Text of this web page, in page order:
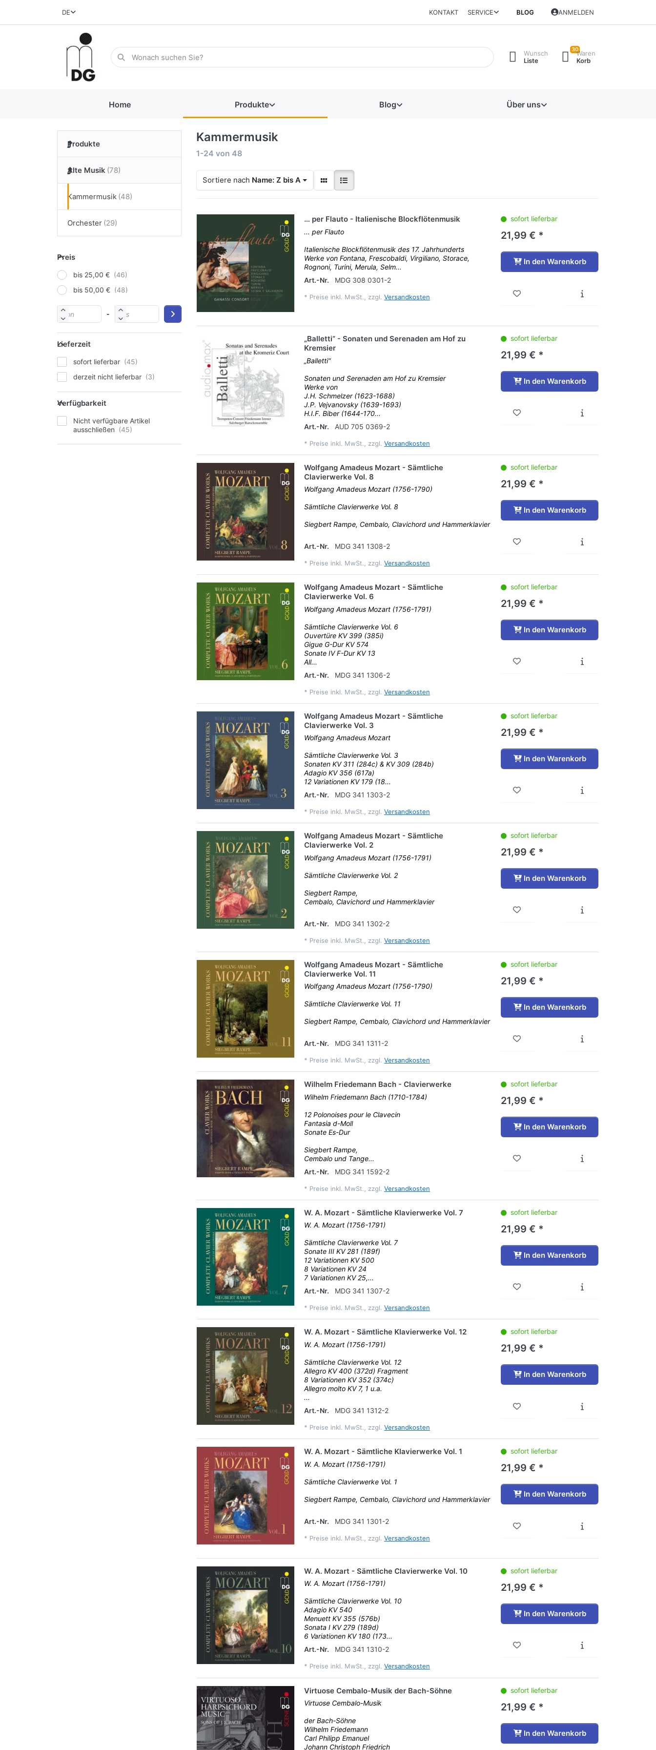
DE KONTAKT SERVICE BLOG ANMELDEN
Wunsch
Liste
30Waren
Korb
Home Produkte Blog Über uns
Produkte
Alte Musik
Kammermusik
Orchester
Preis
bis 25,00 €
bis 50,00 €
-
Lieferzeit
sofort lieferbar
derzeit nicht lieferbar
Verfügbarkeit
Nicht verfügbare Artikel
ausschließen
Kammermusik
1-24 von 48
Sortiere nach Name: Z bis A
… per Flauto - Italienische Blockflötenmusik
... per Flauto
Italienische Blockflötenmusik des 17. Jahrhunderts
Werke von Fontana, Frescobaldi, Virgiliano, Storace,
Rognoni, Turini, Merula, Selm...
Art.-Nr.
MDG 308 0301-2
* Preise inkl. MwSt., zzgl. Versandkosten
sofort lieferbar
21,99 € *
In den Warenkorb
„Balletti“ - Sonaten und Serenaden am Hof zu
Kremsier
„Balletti“
Sonaten und Serenaden am Hof zu Kremsier
Werke von
J.H. Schmelzer (1623-1688)
J.P. Vejvanovsky (1639-1693)
H.I.F. Biber (1644-170...
Art.-Nr.
AUD 705 0369-2
* Preise inkl. MwSt., zzgl. Versandkosten
sofort lieferbar
21,99 € *
In den Warenkorb
Wolfgang Amadeus Mozart - Sämtliche
Clavierwerke Vol. 8
Wolfgang Amadeus Mozart (1756-1790)
Sämtliche Clavierwerke Vol. 8
Siegbert Rampe, Cembalo, Clavichord und Hammerklavier
Art.-Nr. MDG 341 1308-2
* Preise inkl. MwSt., zzgl. Versandkosten
sofort lieferbar
21,99 € *
In den Warenkorb
Wolfgang Amadeus Mozart - Sämtliche
Clavierwerke Vol. 6
Wolfgang Amadeus Mozart (1756-1791)
Sämtliche Clavierwerke Vol. 6
Ouvertüre KV 399 (385i)
Gigue G-Dur KV 574
Sonate IV F-Dur KV 13
All...
Art.-Nr.
MDG 341 1306-2
* Preise inkl. MwSt., zzgl. Versandkosten
sofort lieferbar
21,99 € *
In den Warenkorb
Wolfgang Amadeus Mozart - Sämtliche
Clavierwerke Vol. 3
Wolfgang Amadeus Mozart
Sämtliche Clavierwerke Vol. 3
Sonaten KV 311 (284c) & KV 309 (284b)
Adagio KV 356 (617a)
12 Variationen KV 179 (18...
Art.-Nr.
MDG 341 1303-2
* Preise inkl. MwSt., zzgl. Versandkosten
sofort lieferbar
21,99 € *
In den Warenkorb
Wolfgang Amadeus Mozart - Sämtliche
Clavierwerke Vol. 2
Wolfgang Amadeus Mozart (1756-1791)
Sämtliche Clavierwerke Vol. 2
Siegbert Rampe,
Cembalo, Clavichord und Hammerklavier
Art.-Nr. MDG 341 1302-2
* Preise inkl. MwSt., zzgl. Versandkosten
sofort lieferbar
21,99 € *
In den Warenkorb
Wolfgang Amadeus Mozart - Sämtliche
Clavierwerke Vol. 11
Wolfgang Amadeus Mozart (1756-1790)
Sämtliche Clavierwerke Vol. 11
Siegbert Rampe, Cembalo, Clavichord und Hammerklavier
Art.-Nr. MDG 341 1311-2
* Preise inkl. MwSt., zzgl. Versandkosten
sofort lieferbar
21,99 € *
In den Warenkorb
Wilhelm Friedemann Bach - Clavierwerke
Wilhelm Friedemann Bach (1710-1784)
12 Polonoises pour le Clavecin
Fantasia d-Moll
Sonate Es-Dur
Siegbert Rampe,
Cembalo und Tange...
Art.-Nr.
MDG 341 1592-2
* Preise inkl. MwSt., zzgl. Versandkosten
sofort lieferbar
21,99 € *
In den Warenkorb
W. A. Mozart - Sämtliche Klavierwerke Vol. 7
W. A. Mozart (1756-1791)
Sämtliche Clavierwerke Vol. 7
Sonate III KV 281 (189f)
12 Variationen KV 500
8 Variationen KV 24
7 Variationen KV 25,...
Art.-Nr.
MDG 341 1307-2
* Preise inkl. MwSt., zzgl. Versandkosten
sofort lieferbar
21,99 € *
In den Warenkorb
W. A. Mozart - Sämtliche Klavierwerke Vol. 12
W. A. Mozart (1756-1791)
Sämtliche Clavierwerke Vol. 12
Allegro KV 400 (372d) Fragment
8 Variationen KV 352 (374c)
Allegro molto KV 7, 1 u.a.
...
Art.-Nr.
MDG 341 1312-2
* Preise inkl. MwSt., zzgl. Versandkosten
sofort lieferbar
21,99 € *
In den Warenkorb
W. A. Mozart - Sämtliche Klavierwerke Vol. 1
W. A. Mozart (1756-1791)
Sämtliche Clavierwerke Vol. 1
Siegbert Rampe, Cembalo, Clavichord und Hammerklavier
Art.-Nr. MDG 341 1301-2
* Preise inkl. MwSt., zzgl. Versandkosten
sofort lieferbar
21,99 € *
In den Warenkorb
W. A. Mozart - Sämtliche Clavierwerke Vol. 10
W. A. Mozart (1756-1791)
Sämtliche Clavierwerke Vol. 10
Adagio KV 540
Menuett KV 355 (576b)
Sonata I KV 279 (189d)
6 Variationen KV 180 (173...
Art.-Nr.
MDG 341 1310-2
* Preise inkl. MwSt., zzgl. Versandkosten
sofort lieferbar
21,99 € *
In den Warenkorb
Virtuose Cembalo-Musik der Bach-Söhne
Virtuose Cembalo-Musik
der Bach-Söhne
Wilhelm Friedemann
Carl Philipp Emanuel
Johann Christoph Friedrich
sofort lieferbar
21,99 € *
In den Warenkorb